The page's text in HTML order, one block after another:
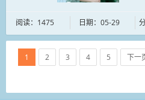
阅读：1475 日期：05-29
1 2 3 4 5 下一